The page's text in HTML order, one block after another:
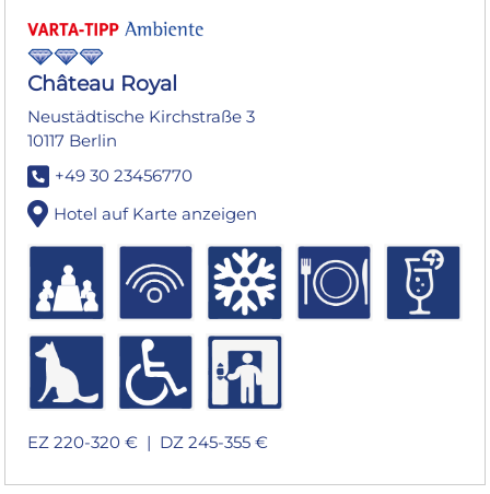
Château Royal
Neustädtische Kirchstraße 3
10117 Berlin
+49 30 23456770
Hotel auf Karte anzeigen
EZ 220-320 € | DZ 245-355 €